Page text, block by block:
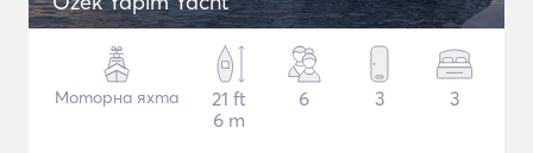
Моторна яхта
21 ft
6 m
6 3 3